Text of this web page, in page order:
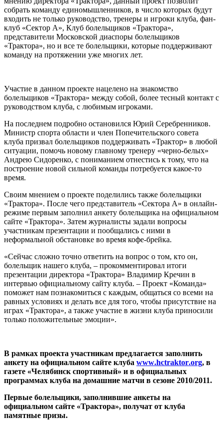
собрать команду единомышленников, в число которых будут
входить не только руководство, тренеры и игроки клуба, фан-
клуб «Сектор А», Клуб болельщиков «Трактора»,
представители Московской диаспоры болельщиков
«Трактора», но и все те болельщики, которые поддерживают
команду на протяжении уже многих лет.
Участие в данном проекте нацелено на знакомство
болельщиков «Трактора» между собой, более тесный контакт с
руководством клуба, с любимым игроками.
На последнем подробно остановился Юрий Серебренников.
Министр спорта области и член Попечительского совета
клуба призвал болельщиков поддерживать «Трактор» в любой
ситуации, помочь новому главному тренеру «черно-белых»
Андрею Сидоренко, с пониманием отнестись к тому, что на
построение новой сильной команды потребуется какое-то
время.
Своим мнением о проекте поделились также болельщики
«Трактора». После чего представитель «Сектора А» в онлайн-
режиме первым заполнил анкету болельщика на официальном
сайте «Трактора». Затем журналисты задали вопросы
участникам презентации и пообщались с ними в
неформальной обстановке во время кофе-брейка.
«Сейчас сложно точно ответить на вопрос о том, кто он,
болельщик нашего клуба, – прокомментировал итоги
презентации директора «Трактора» Владимир Кречин в
интервью официальному сайту клуба. – Проект «Команда»
поможет нам познакомиться с каждым, общаться со всеми на
равных условиях и делать все для того, чтобы присутствие на
играх «Трактора», а также участие в жизни клуба приносили
только положительные эмоции».
В рамках проекта участникам предлагается заполнить
анкету на официальном сайте клуба www.hctraktor.org, в
газете «Челябинск спортивный» и в официальных
программах клуба на домашние матчи в сезоне 2010/2011.
Первые болельщики, заполнившие анкеты на
официальном сайте «Трактора», получат от клуба
памятные призы.